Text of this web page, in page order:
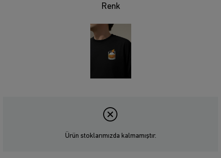
Ürün stoklarımızda kalmamıştır.